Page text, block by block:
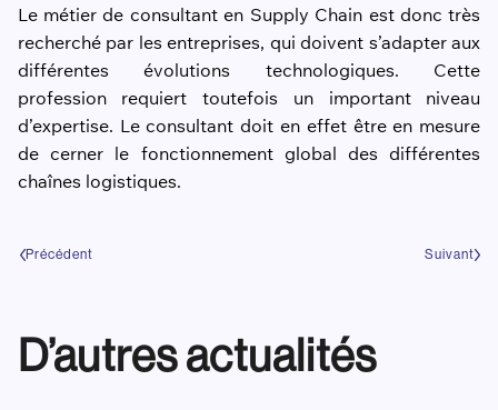
Le métier de consultant en Supply Chain est donc très
recherché par les entreprises, qui doivent s’adapter aux
différentes évolutions technologiques. Cette
profession requiert toutefois un important niveau
d’expertise. Le consultant doit en effet être en mesure
de cerner le fonctionnement global des différentes
chaînes logistiques.
Précédent Suivant
D’autres actualités